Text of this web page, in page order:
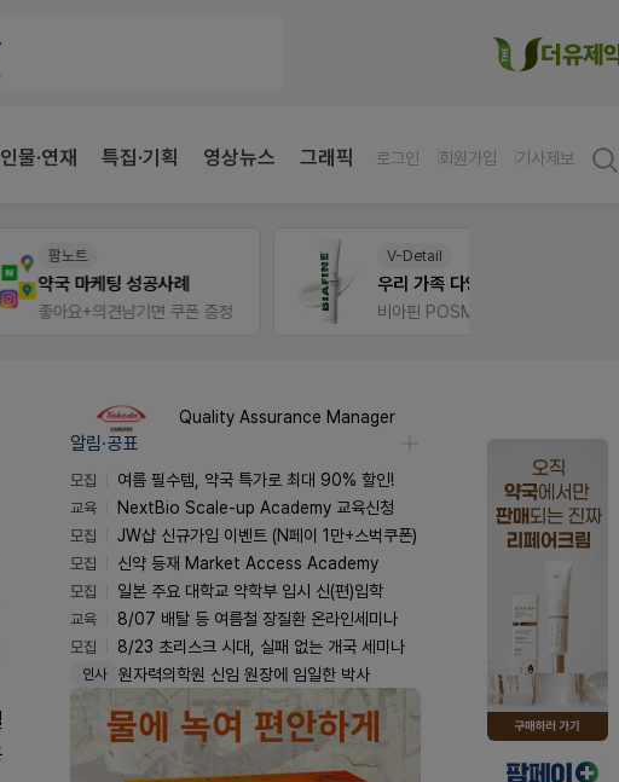
인물·연재 특집·기획 영상뉴스 그래픽 로그인 회원가입 기사제보
사례
면 쿠폰 증정
우리 가족 다양한 상처엔 비아핀!
비아핀 POSM 신청 GO!
Quality Assurance Manager
알림·공표
모집
여름 필수템, 약국 특가로 최대 90% 할인!
교육
NextBio Scale-up Academy 교육신청
모집
JW샵 신규가입 이벤트 (N페이 1만+스벅쿠폰)
모집
신약 등재 Market Access Academy
모집
일본 주요 대학교 약학부 입시 신(편)입학
교육
8/07 배탈 등 여름철 장질환 온라인세미나
모집
8/23 초리스크 시대, 실패 없는 개국 세미나
인사 원자력의학원 신임 원장에 임일한 박사